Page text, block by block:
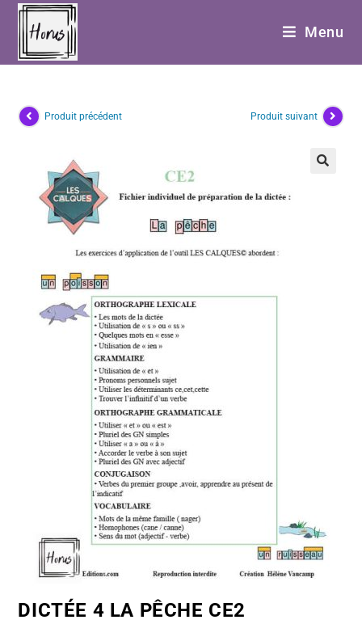
Menu
Produit précédent Produit suivant
DICTÉE 4 LA PÊCHE CE2